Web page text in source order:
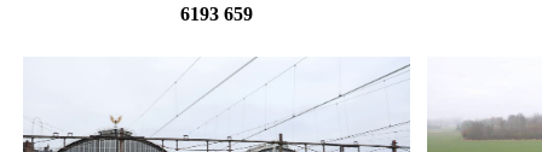
6193 659